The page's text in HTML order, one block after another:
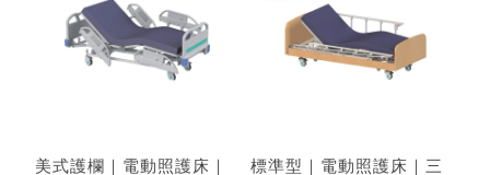
美式護欄｜電動照護床｜
標準型｜電動照護床｜三